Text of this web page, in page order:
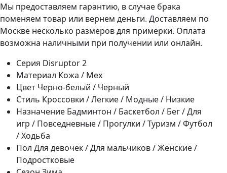
Мы предоставляем гарантию, в случае брака
поменяем товар или вернем деньги. Доставляем по
Москве несколько размеров для примерки. Оплата
возможна наличными при получении или онлайн.
Серия Disruptor 2
Материал Кожа / Мех
Цвет Черно-белый / Черный
Стиль Кроссовки / Легкие / Модные / Низкие
Назначение Бадминтон / Баскетбол / Бег / Для
игр / Повседневные / Прогулки / Туризм / Футбол
/ Ходьба
Пол Для девочек / Для мальчиков / Женские /
Подростковые